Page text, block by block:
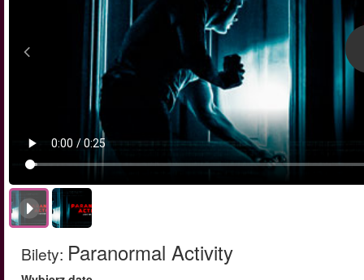
Bilety: Paranormal Activity